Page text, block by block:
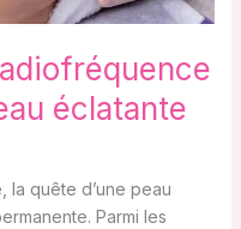
éclatante
la quête d’une peau
Parmi les